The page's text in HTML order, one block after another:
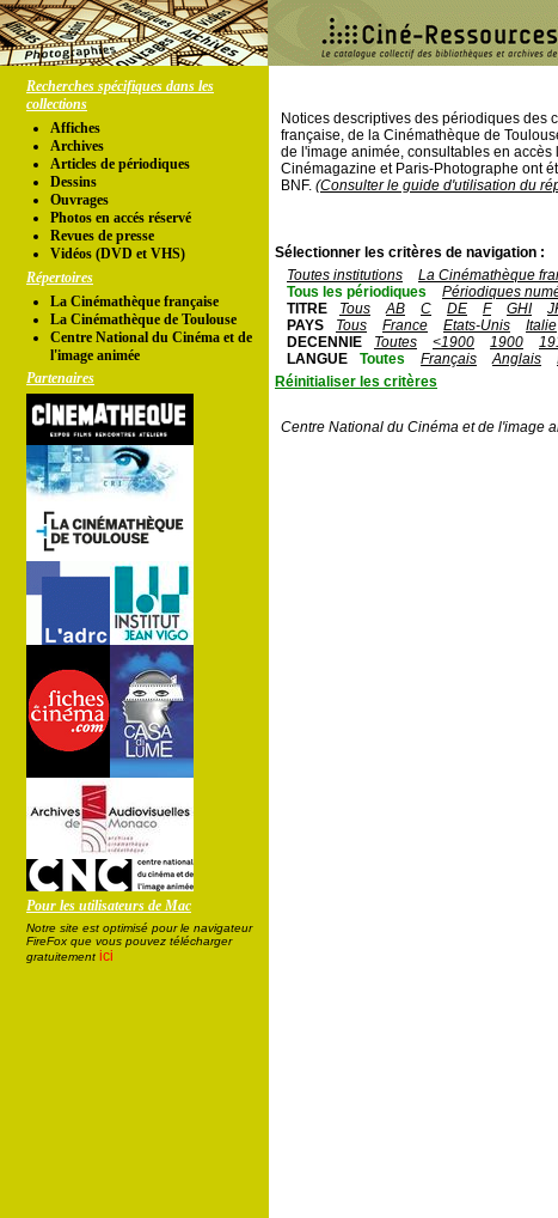
Recherches spécifiques dans les
collections
Affiches
Archives
Articles de périodiques
Dessins
Ouvrages
Photos en accés réservé
Revues de presse
Vidéos (DVD et VHS)
Répertoires
La Cinémathèque française
La Cinémathèque de Toulouse
Centre National du Cinéma et de
l'image animée
Partenaires
Pour les utilisateurs de Mac
Notre site est optimisé pour le navigateur
FireFox que vous pouvez télécharger
gratuitement ici
Notices descriptives des périodiques des
française, de la Cinémathèque de
de l'image animée, consultables en
Cinémagazine et Paris-Photographe ont
BNF. (Consulter le guide d'utilisation du
Sélectionner les critères de navigation :
Toutes institutions
La Cinémathèque
Tous les périodiques
Périodiques
TITRE
Tous AB C DE F GHI
PAYS
Tous France Etats-Unis Italie
DECENNIE
Toutes <1900 1900
LANGUE
Toutes Français Anglais
Réinitialiser les critères
Centre National du Cinéma et de l'image